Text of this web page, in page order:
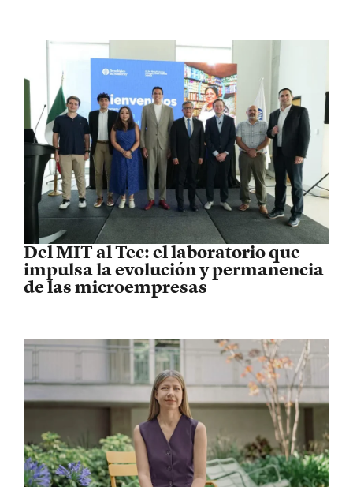
Del MIT al Tec: el laboratorio que
impulsa la evolución y permanencia
de las microempresas